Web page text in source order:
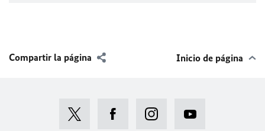
Compartir la página Inicio de página